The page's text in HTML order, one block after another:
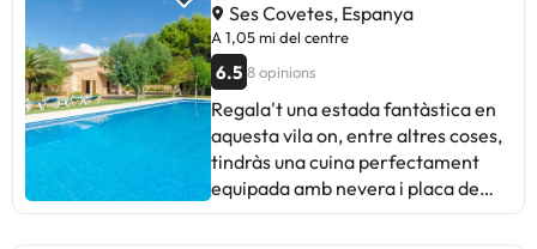
Ses Covetes, Espanya
A 1,05 mi del centre
6.5 8 opinions
Regala't una estada fantàstica en
aquesta vila on, entre altres coses,
tindràs una cuina perfectament
equipada amb nevera i placa de